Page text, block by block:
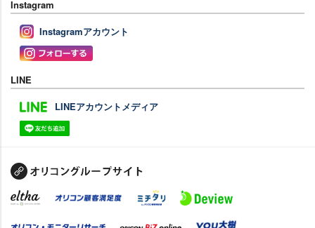
Instagram
Instagramアカウント
LINE
LINEアカウントメディア